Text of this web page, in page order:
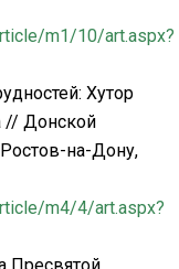
/m1/10/art.aspx?
Хутор
// Донской
на-Дону,
/m4/4/art.aspx?